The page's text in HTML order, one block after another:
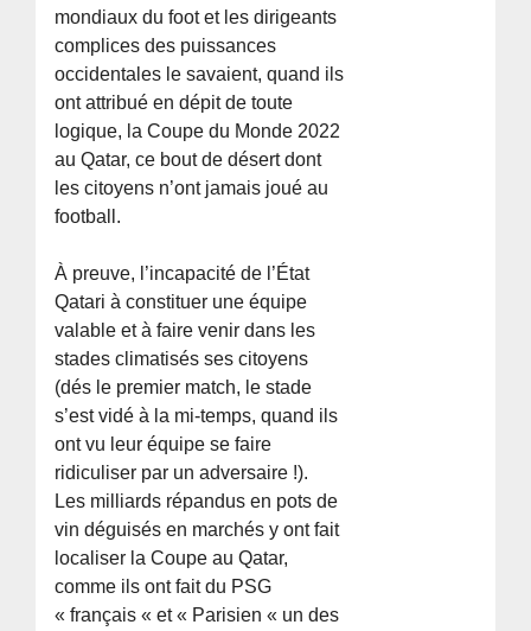
mondiaux du foot et les dirigeants
complices des puissances
occidentales le savaient, quand ils
ont attribué en dépit de toute
logique, la Coupe du Monde 2022
au Qatar, ce bout de désert dont
les citoyens n’ont jamais joué au
football.
À preuve, l’incapacité de l’État
Qatari à constituer une équipe
valable et à faire venir dans les
stades climatisés ses citoyens
(dés le premier match, le stade
s’est vidé à la mi-temps, quand ils
ont vu leur équipe se faire
ridiculiser par un adversaire !).
Les milliards répandus en pots de
vin déguisés en marchés y ont fait
localiser la Coupe au Qatar,
comme ils ont fait du PSG
« français « et « Parisien « un des